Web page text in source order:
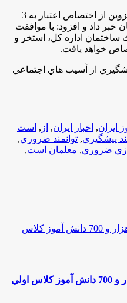
مدیرکل آموزش و پرورش استان قزوین از اختصاص اعتبار به 3
داد و افزود: با موافقت
ساختمان اداره کل، استخر و
خواهد یافت.
از آسيب هاي اجتماعي
ایران, اخبار ایران, از , است
پيشگيري, توانمند ضروري,
ضروري, معلمان است,
آغاز جشن شكوفه هاي براي 42 هزار و 700 دانش آموز كلاس اولي